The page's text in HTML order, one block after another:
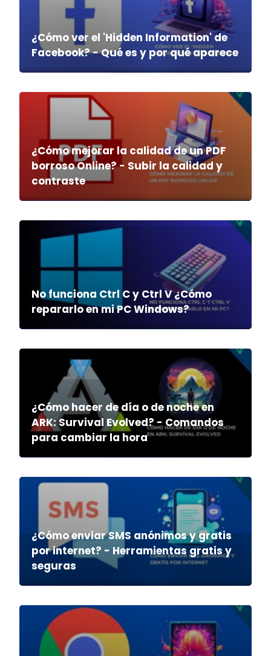
¿Cómo ver el 'Hidden Information' de
Facebook? - Qué es y por qué aparece
¿Cómo mejorar la calidad de un PDF
borroso Online? - Subir la calidad y
contraste
No funciona Ctrl C y Ctrl V ¿Cómo
repararlo en mi PC Windows?
¿Cómo hacer de día o de noche en
ARK: Survival Evolved? - Comandos
para cambiar la hora
¿Cómo enviar SMS anónimos y gratis
por internet? - Herramientas gratis y
seguras